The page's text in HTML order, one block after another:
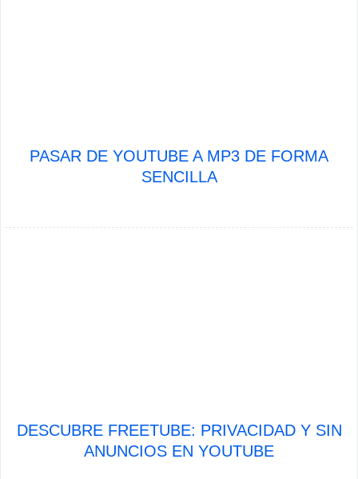
PASAR DE YOUTUBE A MP3 DE FORMA
SENCILLA
DESCUBRE FREETUBE: PRIVACIDAD Y SIN
ANUNCIOS EN YOUTUBE